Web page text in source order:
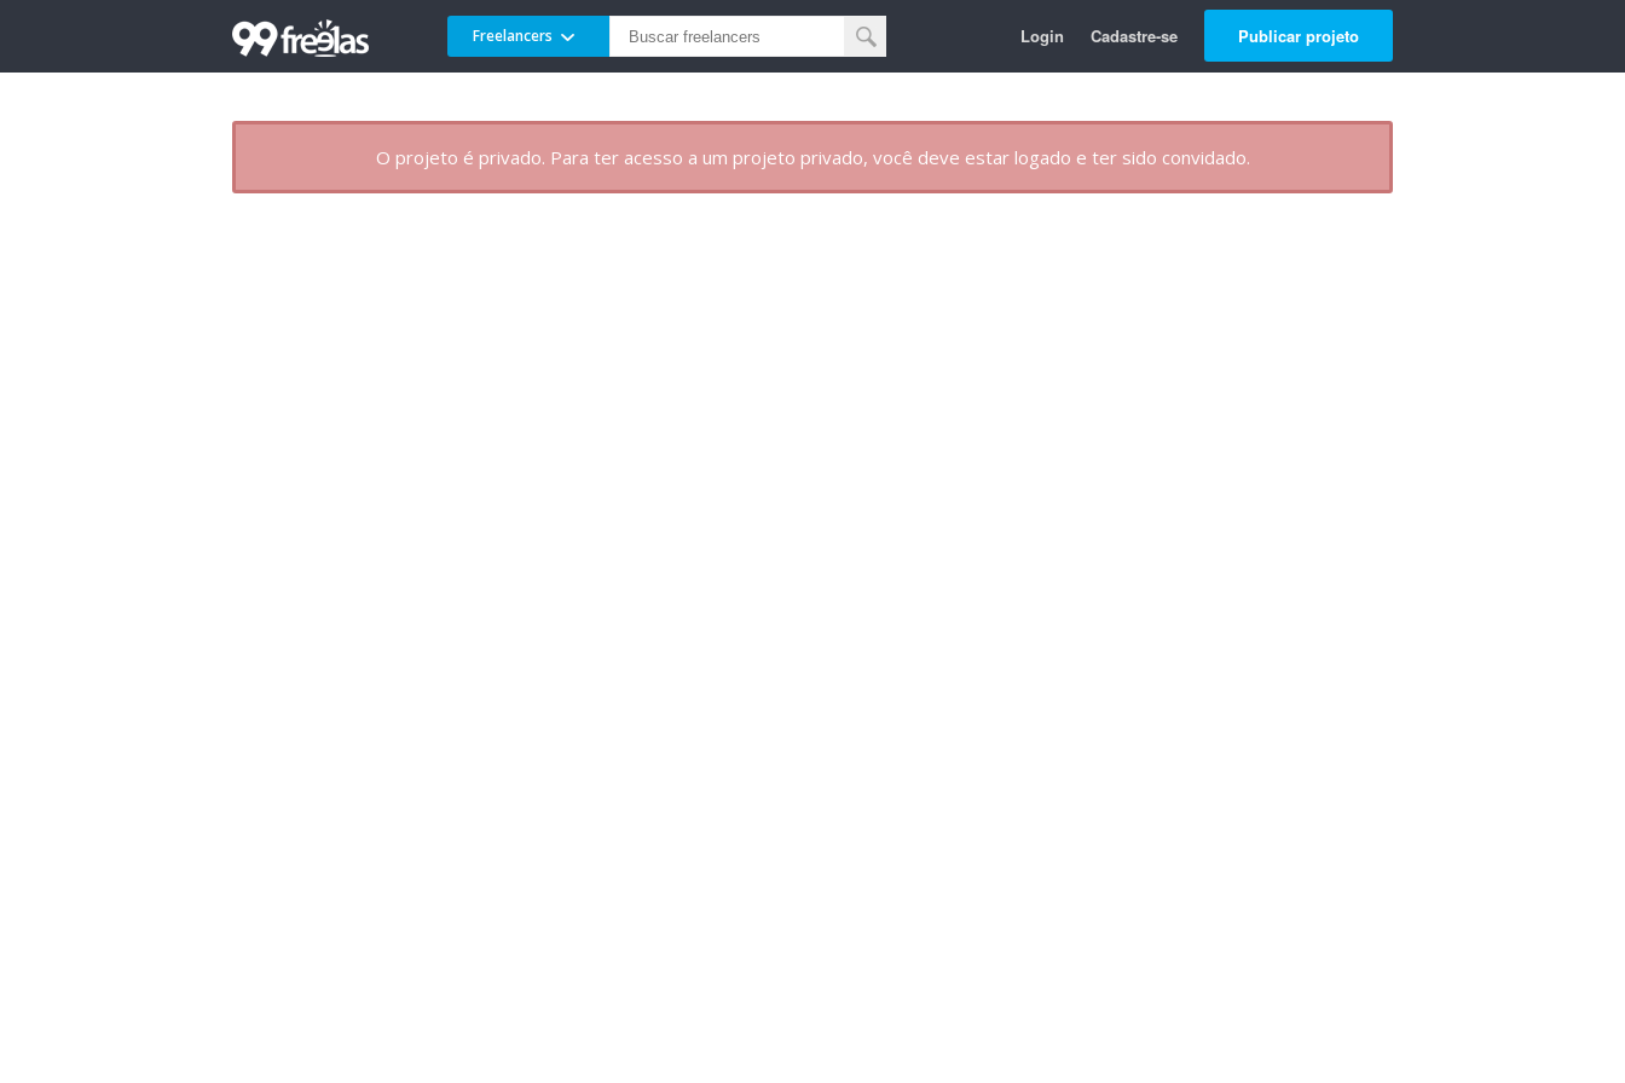
Freelancers Login Cadastre-se Publicar projeto
O projeto é privado. Para ter acesso a um projeto privado, você deve estar logado e ter sido convidado.